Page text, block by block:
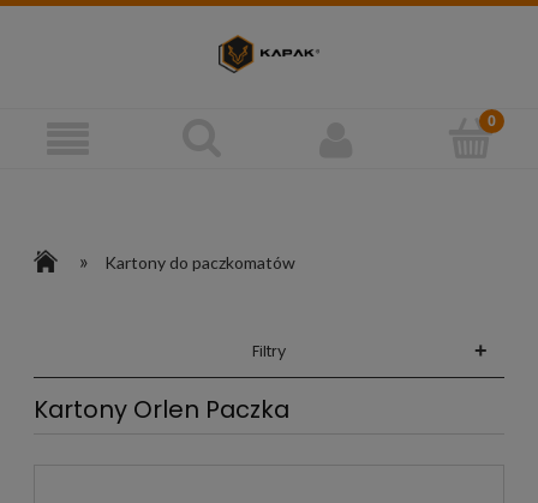
» Kartony do paczkomatów
Filtry +
Kartony Orlen Paczka